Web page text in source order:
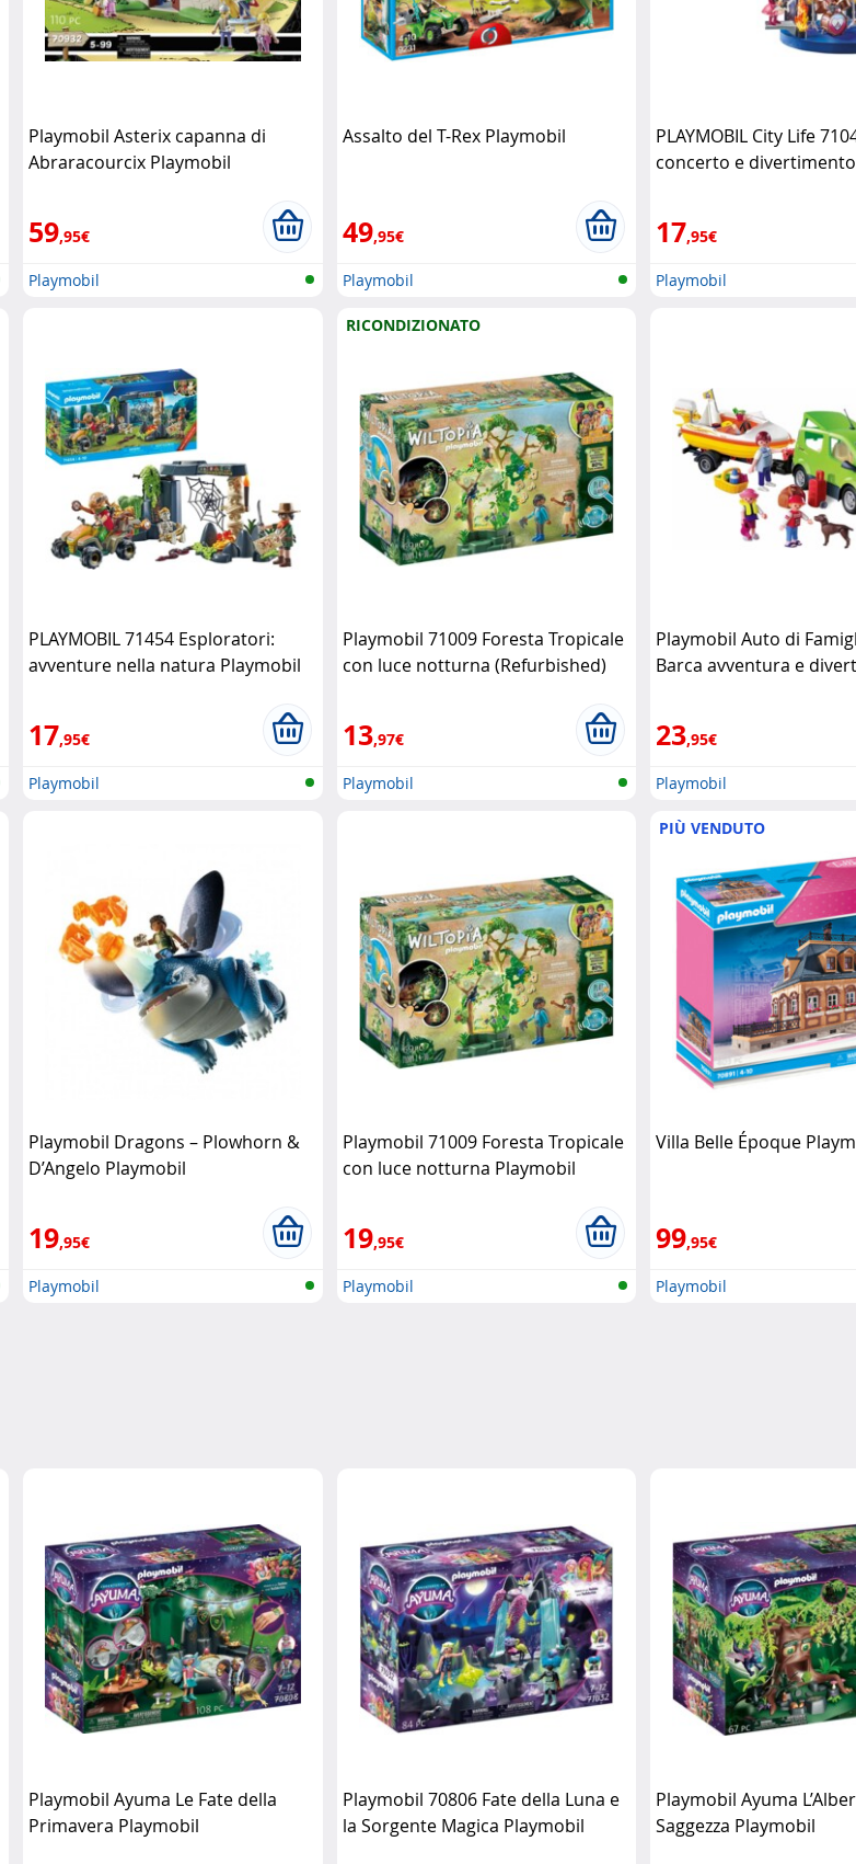
Playmobil Asterix capanna di
Abraracourcix Playmobil
59,95€
Playmobil
Assalto del T-Rex Playmobil
49,95€
Playmobil
PLAYMOBIL City Life
concerto e
17,95€
Playmobil
PLAYMOBIL 71454 Esploratori:
avventure nella natura Playmobil
17,95€
Playmobil
RICONDIZIONATO
Playmobil 71009 Foresta Tropicale
con luce notturna (Refurbished)
13,97€
Playmobil
Playmobil Auto di
Barca avventura e
23,95€
Playmobil
Playmobil Dragons – Plowhorn &
D’Angelo Playmobil
19,95€
Playmobil
Playmobil 71009 Foresta Tropicale
con luce notturna Playmobil
19,95€
Playmobil
PIÙ VENDUTO
Villa Belle Époque
99,95€
Playmobil
Playmobil Ayuma Le Fate della
Primavera Playmobil
Playmobil 70806 Fate della Luna e
la Sorgente Magica Playmobil
Playmobil Ayuma
Saggezza Playmobil